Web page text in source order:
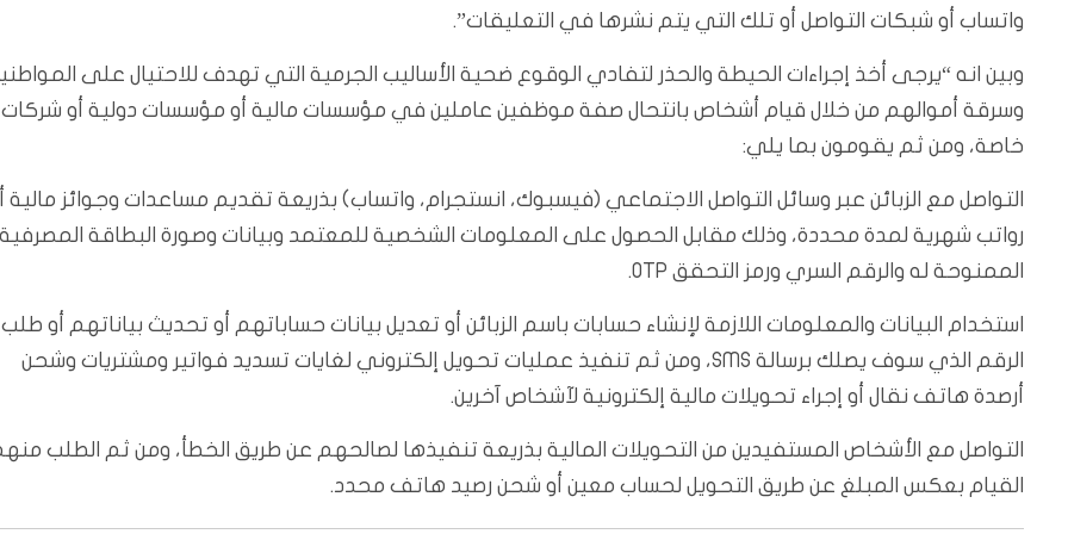
واتساب أو شبكات التواصل أو تلك التي يتم نشرها في التعليقات”.
وبين انه “يرجى أخذ إجراءات الحيطة والحذر لتفادي الوقوع ضحية الأساليب الجرمية التي تهدف للاحتيال على
وسرقة أموالهم من خلال قيام أشخاص بانتحال صفة موظفين عاملين في مؤسسات مالية أو مؤسسات دولية أو شركات
خاصة، ومن ثم يقومون بما يلي:
التواصل مع الزبائن عبر وسائل التواصل الاجتماعي (فيسبوك، انستجرام، واتساب) بذريعة تقديم مساعدات وجوائز مالية
رواتب شهرية لمدة محددة، وذلك مقابل الحصول على المعلومات الشخصية للمعتمد وبيانات وصورة البطاقة المصرفية
الممنوحة له والرقم السري ورمز التحقق OTP.
استخدام البيانات والمعلومات اللازمة لإنشاء حسابات باسم الزبائن أو تعديل بيانات حساباتهم أو تحديث بياناتهم أو طلب
الرقم الذي سوف يصلك برسالة SMS، ومن ثم تنفيذ عمليات تحويل إلكتروني لغايات تسديد فواتير ومشتريات وشحن
أرصدة هاتف نقال أو إجراء تحويلات مالية إلكترونية لآشخاص آخرين.
التواصل مع الأشخاص المستفيدين من التحويلات المالية بذريعة تنفيذها لصالحهم عن طريق الخطأ، ومن ثم الطلب
القيام بعكس المبلغ عن طريق التحويل لحساب معين أو شحن رصيد هاتف محدد.